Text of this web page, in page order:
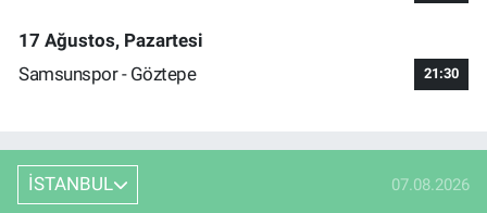
17 Ağustos, Pazartesi
Samsunspor - Göztepe
21:30
İSTANBUL 07.08.2026